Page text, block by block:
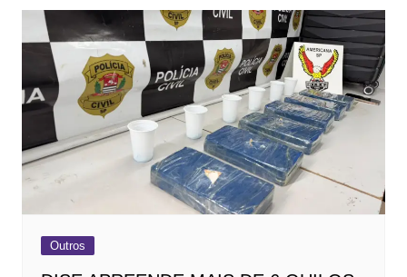
Outros